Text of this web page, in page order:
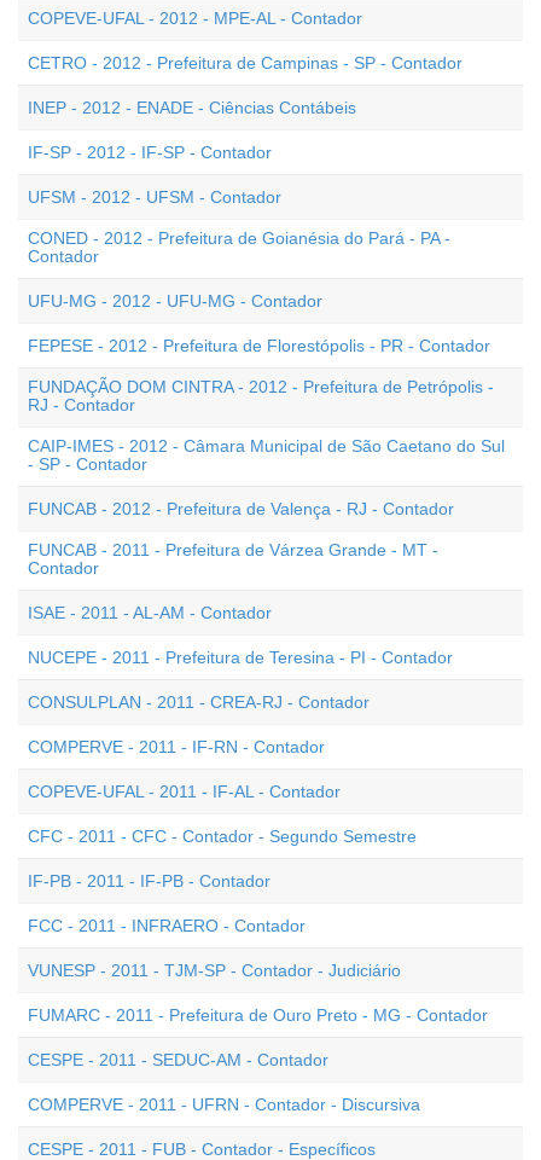
COPEVE-UFAL - 2012 - MPE-AL - Contador
CETRO - 2012 - Prefeitura de Campinas - SP - Contador
INEP - 2012 - ENADE - Ciências Contábeis
IF-SP - 2012 - IF-SP - Contador
UFSM - 2012 - UFSM - Contador
CONED - 2012 - Prefeitura de Goianésia do Pará - PA -
Contador
UFU-MG - 2012 - UFU-MG - Contador
FEPESE - 2012 - Prefeitura de Florestópolis - PR - Contador
FUNDAÇÃO DOM CINTRA - 2012 - Prefeitura de Petrópolis -
RJ - Contador
CAIP-IMES - 2012 - Câmara Municipal de São Caetano do Sul
- SP - Contador
FUNCAB - 2012 - Prefeitura de Valença - RJ - Contador
FUNCAB - 2011 - Prefeitura de Várzea Grande - MT -
Contador
ISAE - 2011 - AL-AM - Contador
NUCEPE - 2011 - Prefeitura de Teresina - PI - Contador
CONSULPLAN - 2011 - CREA-RJ - Contador
COMPERVE - 2011 - IF-RN - Contador
COPEVE-UFAL - 2011 - IF-AL - Contador
CFC - 2011 - CFC - Contador - Segundo Semestre
IF-PB - 2011 - IF-PB - Contador
FCC - 2011 - INFRAERO - Contador
VUNESP - 2011 - TJM-SP - Contador - Judiciário
FUMARC - 2011 - Prefeitura de Ouro Preto - MG - Contador
CESPE - 2011 - SEDUC-AM - Contador
COMPERVE - 2011 - UFRN - Contador - Discursiva
CESPE - 2011 - FUB - Contador - Específicos